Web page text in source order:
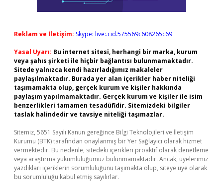
Reklam ve İletişim: Skype: live:.cid.575569c608265c69
Yasal Uyarı: Bu internet sitesi, herhangi bir marka, kurum
veya şahıs şirketi ile hiçbir bağlantısı bulunmamaktadır.
Sitede yalnızca kendi hazırladığımız makaleler
paylaşılmaktadır. Burada yer alan içerikler haber niteliği
taşımamakta olup, gerçek kurum ve kişiler hakkında
paylaşım yapılmamaktadır. Gerçek kurum ve kişiler ile isim
benzerlikleri tamamen tesadüfidir. Sitemizdeki bilgiler
taslak halindedir ve tavsiye niteliği taşımazlar.
Sitemiz, 5651 Sayılı Kanun gereğince Bilgi Teknolojileri ve İletişim
Kurumu (BTK) tarafından onaylanmış bir Yer Sağlayıcı olarak hizmet
vermektedir. Bu nedenle, sitedeki içerikleri proaktif olarak denetleme
veya araştırma yükümlülüğümüz bulunmamaktadır. Ancak, üyelerimiz
yazdıkları içeriklerin sorumluluğunu taşımakta olup, siteye üye olarak
bu sorumluluğu kabul etmiş sayılırlar.